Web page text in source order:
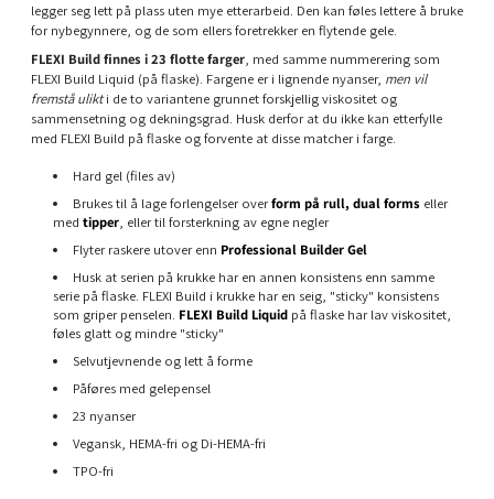
legger seg lett på plass uten mye etterarbeid. Den kan føles lettere å bruke
for nybegynnere, og de som ellers foretrekker en flytende gele.
FLEXI Build finnes i 23 flotte farger, med samme nummerering som
FLEXI Build Liquid (på flaske). Fargene er i lignende nyanser, men vil
fremstå ulikti de to variantene grunnet forskjellig viskositet og
sammensetning og dekningsgrad. Husk derfor at du ikke kan etterfylle
med FLEXI Build på flaske og forvente at disse matcher i farge.
Hard gel (files av)
Brukes til å lage forlengelser overform på rull, dual formseller
med tipper, eller til forsterkning av egne negler
Flyter raskere utover enn Professional Builder Gel
Husk at serien på krukke har en annen konsistens enn samme
serie på flaske. FLEXI Build i krukke har en seig, "sticky" konsistens
som griper penselen. FLEXI Build Liquid på flaske har lav viskositet,
føles glatt og mindre "sticky"
Selvutjevnende og lett å forme
Påføres med gelepensel
23 nyanser
Vegansk, HEMA-fri og Di-HEMA-fri
TPO-fri